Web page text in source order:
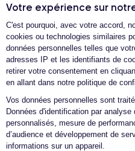
Votre expérience sur
Plateforme de
C'est pourquoi, avec votre accord,
cookies ou technologies similaires
données personnelles telles que
adresses IP et les identifiants de
retirer votre consentement en
en allant dans notre politique de
Vos données personnelles sont
Données d'identification par
personnalisés, mesure de
d’audience et développement de
informations sur un appareil.
Axeptio
Les